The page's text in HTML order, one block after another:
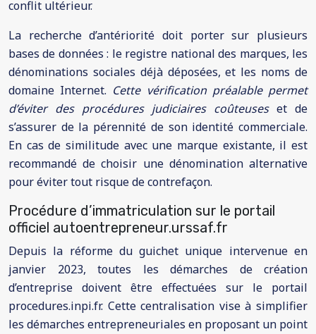
conflit ultérieur.
La recherche d’antériorité doit porter sur plusieurs
bases de données : le registre national des marques, les
dénominations sociales déjà déposées, et les noms de
domaine Internet. Cette vérification préalable permet
d’éviter des procédures judiciaires coûteuses et de
s’assurer de la pérennité de son identité commerciale.
En cas de similitude avec une marque existante, il est
recommandé de choisir une dénomination alternative
pour éviter tout risque de contrefaçon.
Procédure d’immatriculation sur le portail
officiel autoentrepreneur.urssaf.fr
Depuis la réforme du guichet unique intervenue en
janvier 2023, toutes les démarches de création
d’entreprise doivent être effectuées sur le portail
procedures.inpi.fr. Cette centralisation vise à simplifier
les démarches entrepreneuriales en proposant un point